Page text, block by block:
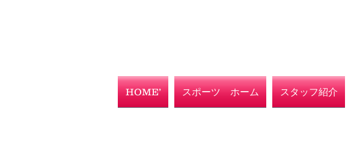
HOME’ スポーツ ホーム スタッフ紹介